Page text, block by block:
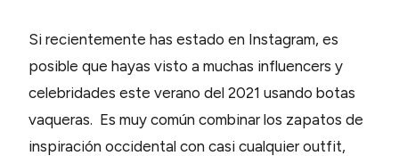
Si recientemente has estado en Instagram, es
posible que hayas visto a muchas influencers y
celebridades este verano del 2021 usando botas
vaqueras. Es muy común combinar los zapatos de
inspiración occidental con casi cualquier outfit,